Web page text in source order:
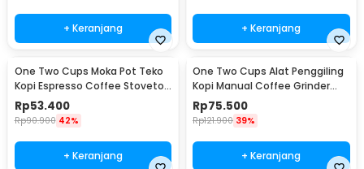
+ Keranjang + Keranjang
One Two Cups Moka Pot Teko
Kopi Espresso Coffee Stovetop
2 Cup 100ml - Z20
Rp53.400
Rp90.900 42%
+ Keranjang
One Two Cups Alat Penggiling
Kopi Manual Coffee Grinder
Wood - 16290
Rp75.500
Rp121.900 39%
+ Keranjang